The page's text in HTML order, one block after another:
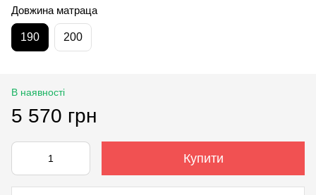
Довжина матраца
190 200
В наявності
5 570 грн
Купити